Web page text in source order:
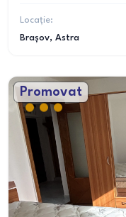
Locație:
Brașov, Astra
Promovat